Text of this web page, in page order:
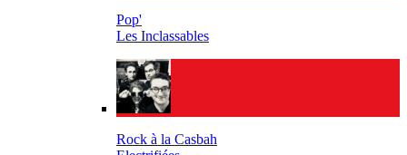
Pop'
Les Inclassables
Rock à la Casbah